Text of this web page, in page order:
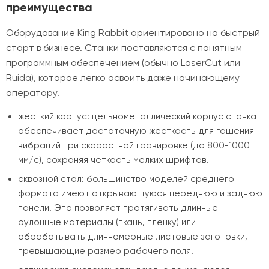
преимущества
Оборудование King Rabbit ориентировано на быстрый
старт в бизнесе. Станки поставляются с понятным
программным обеспечением (обычно LaserCut или
Ruida), которое легко освоить даже начинающему
оператору.
жесткий корпус: цельнометаллический корпус станка
обеспечивает достаточную жесткость для гашения
вибраций при скоростной гравировке (до 800-1000
мм/с), сохраняя четкость мелких шрифтов.
сквозной стол: большинство моделей среднего
формата имеют открывающуюся переднюю и заднюю
панели. Это позволяет протягивать длинные
рулонные материалы (ткань, пленку) или
обрабатывать длинномерные листовые заготовки,
превышающие размер рабочего поля.